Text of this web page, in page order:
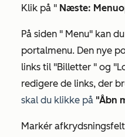
Klik på " Næste:
På siden " Menu" kan
portalmenu. Den nye
links til "Billetter " og
redigere de links, der
skal du klikke på "Åbn
Markér